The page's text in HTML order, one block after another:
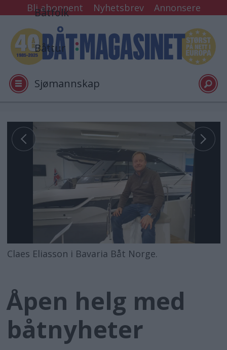
Bli abonnent Nyhetsbrev Annonsere
Båtfolk
Båttur
Sjømannskap
Tester
Arkiv
Video
Logg inn
Claes Eliasson i Bavaria Båt Norge.
Åpen helg med
båtnyheter